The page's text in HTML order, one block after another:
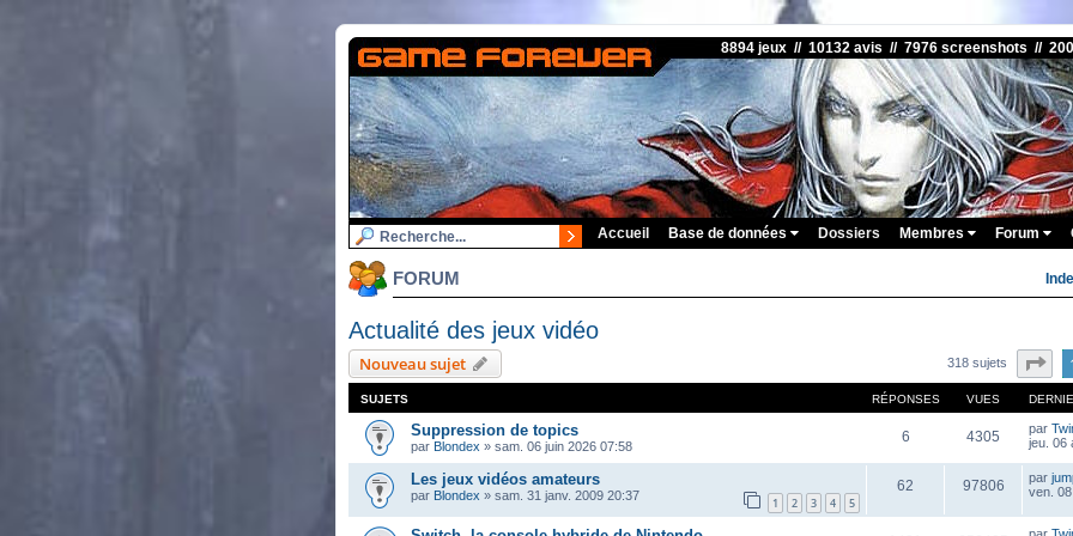
8894 jeux // 10132 avis // 7976 screenshots //
Accueil Base de données Dossiers Membres Forum
FORUM
Actualité des jeux vidéo
Nouveau sujet 318 sujets
SUJETS RÉPONSES VUES
Suppression de topics
par Blondex » sam. 06 juin 2026 07:58
6 4305 par
jeu. 06
Les jeux vidéos amateurs
par Blondex » sam. 31 janv. 2009 20:37 1 2 3 4 5
62 97806 par
ven.